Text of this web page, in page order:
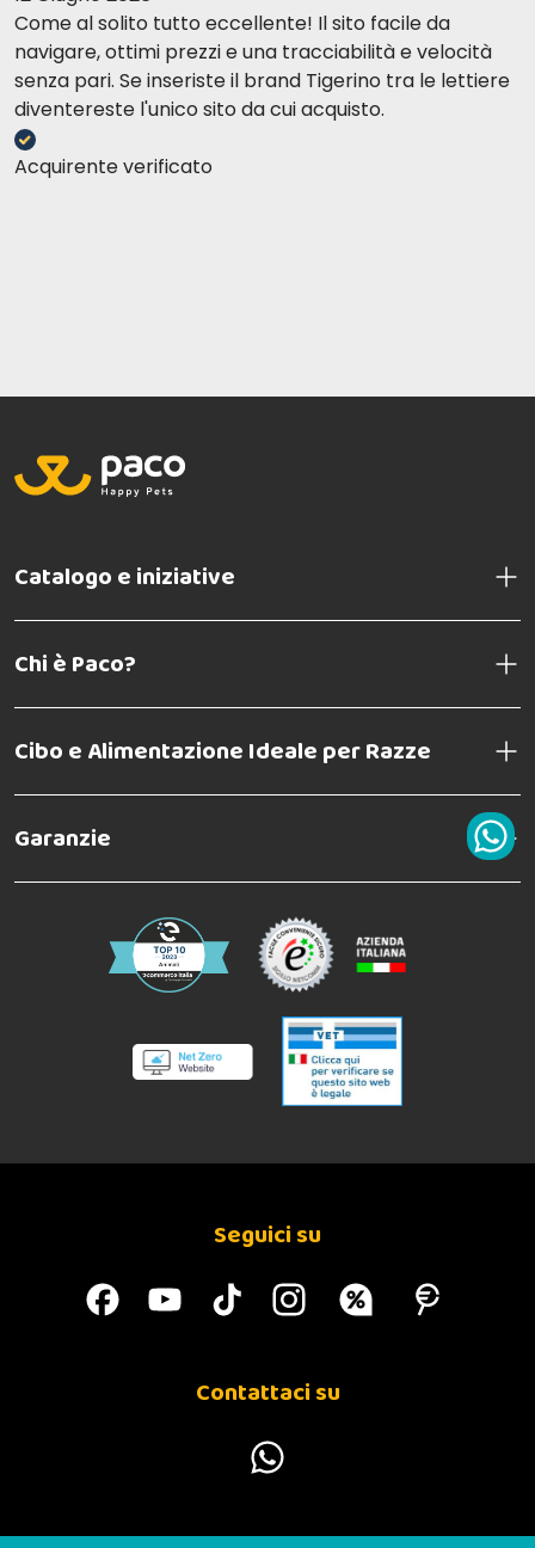
Come al solito tutto eccellente! Il sito facile da
navigare, ottimi prezzi e una tracciabilità e velocità
senza pari. Se inseriste il brand Tigerino tra le lettiere
diventereste l'unico sito da cui acquisto.
Acquirente verificato
Catalogo e iniziative
Chi è Paco?
Cibo e Alimentazione Ideale per Razze
Garanzie
Seguici su
Contattaci su